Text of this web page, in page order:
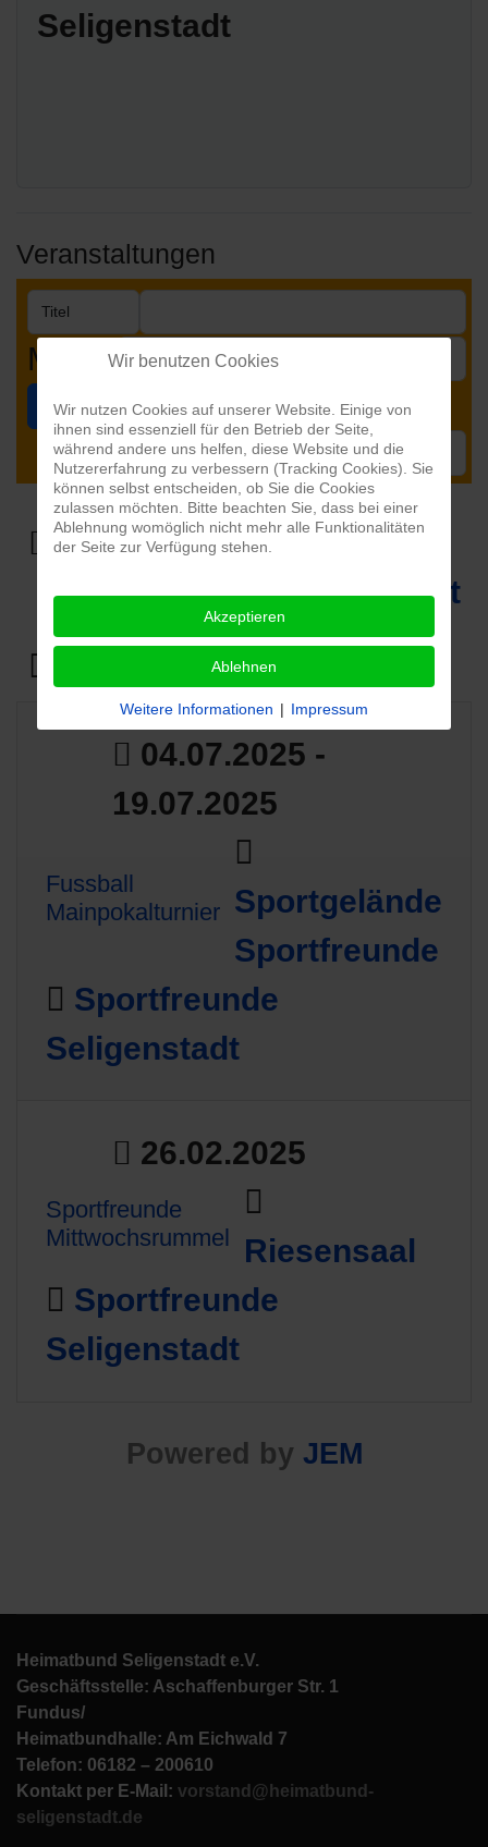
Veranstaltungen
Month
Suchen Zurücksetzen
Limit
Bild
Datum
Titel Lokalität
04.07.2025 -
19.07.2025
Fussball
Mainpokalturnier Sportgelände
Sportfreunde
Sportfreunde
Seligenstadt
26.02.2025
Sportfreunde
Mittwochsrummel
Riesensaal
Sportfreunde
Seligenstadt
Powered by JEM
Heimatbund Seligenstadt e.V.
Geschäftsstelle: Aschaffenburger Str. 1
Fundus/
Heimatbundhalle: Am Eichwald 7
Telefon: 06182 – 200610
Kontakt per E-Mail: vorstand@heimatbund-
seligenstadt.de
Wir benutzen Cookies
Wir nutzen Cookies auf unserer Website. Einige von
ihnen sind essenziell für den Betrieb der Seite,
während andere uns helfen, diese Website und die
Nutzererfahrung zu verbessern (Tracking Cookies). Sie
können selbst entscheiden, ob Sie die Cookies
zulassen möchten. Bitte beachten Sie, dass bei einer
Ablehnung womöglich nicht mehr alle Funktionalitäten
der Seite zur Verfügung stehen.
Akzeptieren
Ablehnen
Weitere Informationen | Impressum